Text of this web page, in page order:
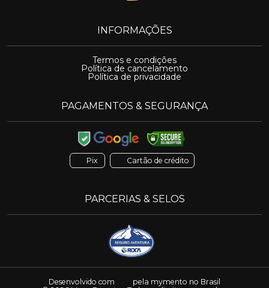
INFORMAÇÕES
Termos e condições
Política de cancelamento
Política de privacidade
PAGAMENTOS & SEGURANÇA
Pix Cartão de crédito
PARCERIAS & SELOS
Desenvolvido com pela mymento no Brasil